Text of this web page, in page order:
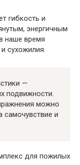
гибкость и
энергичным
наше время
сухожилия.
—
подвижности.
можно
самочувствие и
для пожилых